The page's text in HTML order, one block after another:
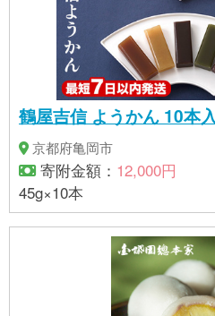
鶴屋吉信 ようかん 10本
京都府亀岡市
寄附金額： 12,000円
45g×10本